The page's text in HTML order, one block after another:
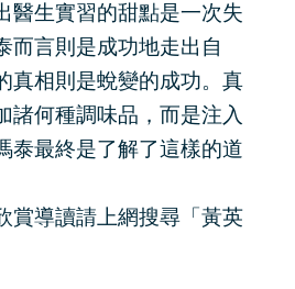
醫生實習的甜點是一次失
而言則是成功地走出自
真相則是蛻變的成功。真
諸何種調味品，而是注入
泰最終是了解了這樣的道
賞導讀請上網搜尋「黃英